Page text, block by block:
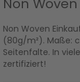
Non
Non Woven
(80g/m²). Maße:
Seitenfalte. In
zertifiziert!